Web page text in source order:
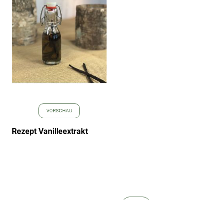
VORSCHAU
Rezept Vanilleextrakt
hinzufügen